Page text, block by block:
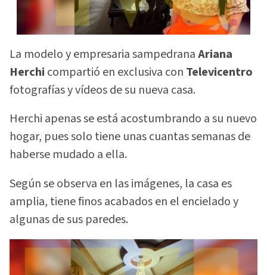
La modelo y empresaria sampedranaAriana
Herchi compartió en exclusiva con Televicentro
fotografías y vídeos de su nueva casa.
Herchi apenas se está acostumbrando a su nuevo
hogar, pues solo tiene unas cuantas semanas de
haberse mudado a ella.
Según se observa en las imágenes, la casa es
amplia, tiene finos acabados en el encielado y
algunas de sus paredes.